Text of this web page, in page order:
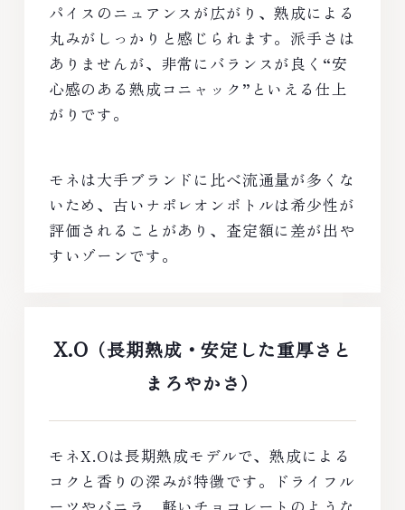
パイスのニュアンスが広がり、熟成による
丸みがしっかりと感じられます。派手さは
ありませんが、非常にバランスが良く“安
心感のある熟成コニャック”といえる仕上
がりです。
モネは大手ブランドに比べ流通量が多くな
いため、古いナポレオンボトルは希少性が
評価されることがあり、査定額に差が出や
すいゾーンです。
X.O （長期熟成・安定した重厚さと
まろやかさ）
モネX.Oは長期熟成モデルで、熟成による
コクと香りの深みが特徴です。ドライフル